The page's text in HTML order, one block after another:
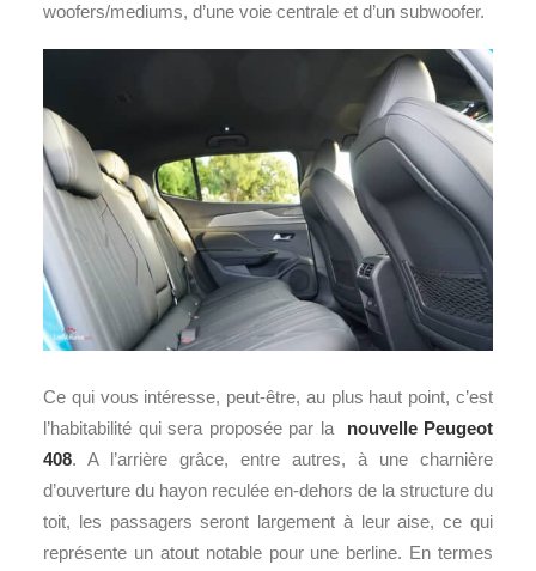
woofers/mediums, d’une voie centrale et d’un subwoofer.
Ce qui vous intéresse, peut-être, au plus haut point, c’est
l’habitabilité qui sera proposée par la nouvelle Peugeot
408. A l’arrière grâce, entre autres, à une charnière
d’ouverture du hayon reculée en-dehors de la structure du
toit, les passagers seront largement à leur aise, ce qui
représente un atout notable pour une berline. En termes